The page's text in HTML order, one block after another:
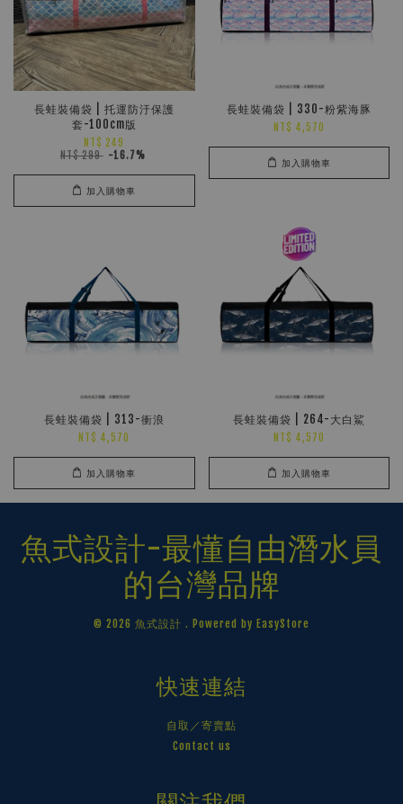
長蛙裝備袋 | 托運防汙保護
套-100cm版
NT$ 249
NT$ 299 -16.7%
加入購物車
長蛙裝備袋 | 330-粉紫海豚
NT$ 4,570
加入購物車
長蛙裝備袋 | 313-衝浪
NT$ 4,570
加入購物車
長蛙裝備袋 | 264-大白鯊
NT$ 4,570
加入購物車
魚式設計-最懂自由潛水員
的台灣品牌
© 2026 魚式設計 . Powered by EasyStore
快速連結
自取／寄賣點
Contact us